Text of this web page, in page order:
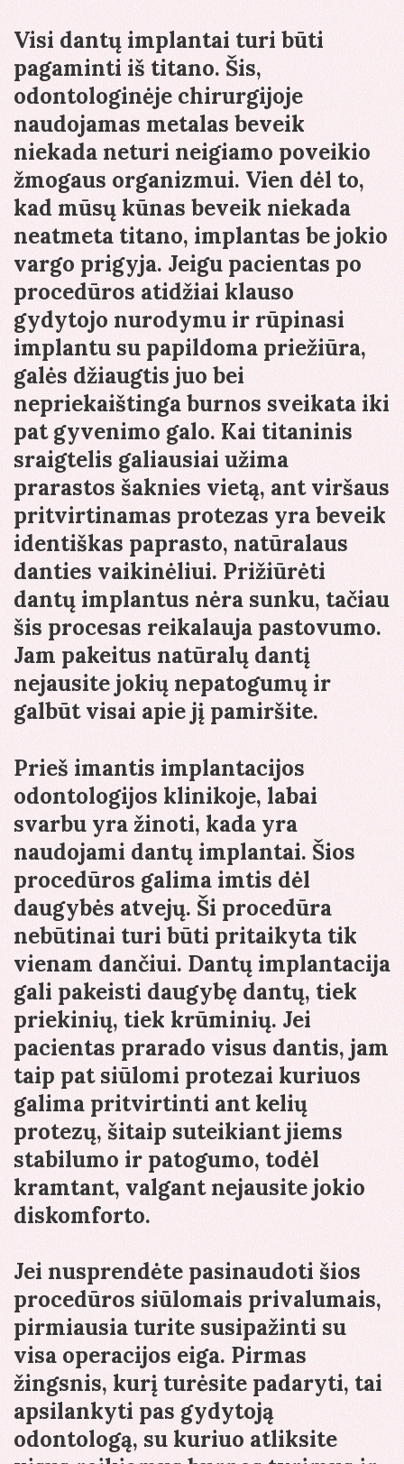
Visi dantų implantai turi būti
pagaminti iš titano. Šis,
odontologinėje chirurgijoje
naudojamas metalas beveik
niekada neturi neigiamo poveikio
žmogaus organizmui. Vien dėl to,
kad mūsų kūnas beveik niekada
neatmeta titano, implantas be jokio
vargo prigyja. Jeigu pacientas po
procedūros atidžiai klauso
gydytojo nurodymu ir rūpinasi
implantu su papildoma priežiūra,
galės džiaugtis juo bei
nepriekaištinga burnos sveikata iki
pat gyvenimo galo. Kai titaninis
sraigtelis galiausiai užima
prarastos šaknies vietą, ant viršaus
pritvirtinamas protezas yra beveik
identiškas paprasto, natūralaus
danties vaikinėliui. Prižiūrėti
dantų implantus nėra sunku, tačiau
šis procesas reikalauja pastovumo.
Jam pakeitus natūralų dantį
nejausite jokių nepatogumų ir
galbūt visai apie jį pamiršite.
Prieš imantis implantacijos
odontologijos klinikoje, labai
svarbu yra žinoti, kada yra
naudojami dantų implantai. Šios
procedūros galima imtis dėl
daugybės atvejų. Ši procedūra
nebūtinai turi būti pritaikyta tik
vienam dančiui. Dantų implantacija
gali pakeisti daugybę dantų, tiek
priekinių, tiek krūminių. Jei
pacientas prarado visus dantis, jam
taip pat siūlomi protezai kuriuos
galima pritvirtinti ant kelių
protezų, šitaip suteikiant jiems
stabilumo ir patogumo, todėl
kramtant, valgant nejausite jokio
diskomforto.
Jei nusprendėte pasinaudoti šios
procedūros siūlomais privalumais,
pirmiausia turite susipažinti su
visa operacijos eiga. Pirmas
žingsnis, kurį turėsite padaryti, tai
apsilankyti pas gydytoją
odontologą, su kuriuo atliksite